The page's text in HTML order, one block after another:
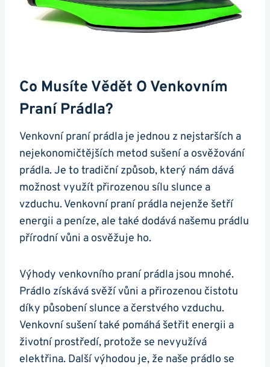
Co ​musíte Vědět O ⁢venkovním
Praní Prádla?
Venkovní praní prádla je jednou z nejstarších⁣ a
nejekonomičtějších metod sušení a osvěžování
prádla. Je to tradiční způsob,⁤ který nám dává
možnost využít přirozenou sílu slunce a
vzduchu. Venkovní praní prádla nejenže ‍šetří
energii a peníze, ale také dodává našemu prádlu
přírodní vůni a osvěžuje ho.
Výhody venkovního praní prádla jsou mnohé.
Prádlo získává svěží vůni‍ a⁣ přirozenou ​čistotu
díky⁣ působení slunce a čerstvého vzduchu.
Venkovní sušení také pomáhá šetřit ⁣energii a
životní prostředí, protože se nevyužívá
elektřina. Další výhodou je,⁤ že naše ‌prádlo se